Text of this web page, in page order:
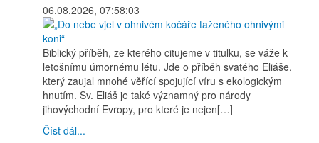
06.08.2026, 07:58:03
Biblický příběh, ze kterého citujeme v titulku, se váže k
letošnímu úmornému létu. Jde o příběh svatého Eliáše,
který zaujal mnohé věřící spojující víru s ekologickým
hnutím. Sv. Eliáš je také významný pro národy
jihovýchodní Evropy, pro které je nejen[…]
Číst dál...